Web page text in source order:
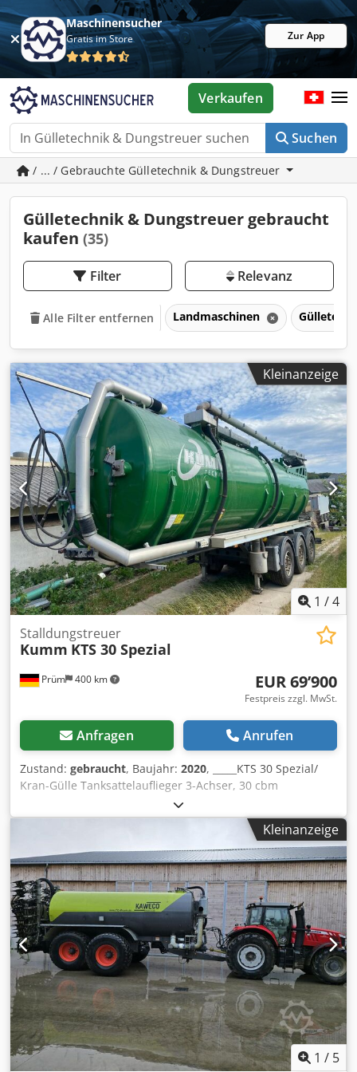
Maschinensucher
Gratis im Store Zur App
Suchen
Verkaufen
/ ... / Gebrauchte Gülletechnik & Dungstreuer
Gülletechnik & Dungstreuer gebraucht
kaufen (35)
Filter Relevanz
Alle Filter entfernen Landmaschinen
Kleinanzeige
1 /4
Prüm 400 km
Stalldungstreuer
Kumm KTS 30 Spezial
EUR 69’900
Festpreis zzgl. MwSt.
Anfragen Anrufen
Zustand: gebraucht, Baujahr: 2020, _____KTS 30 Spezial/
Kran-Gülle Tanksattelauflieger 3-Achser, 30 cbm
Tankinhalt-V2A Edelstahltank DIN 1.4301 eigene Fertigung-
Rahmen Nova-Grau KTL beschichtet-Tankdurchmesser
2200mm-Mannloch hinten-3 Schwallwände speziell
eingeschweißt-Spüleinrichtung zum Aufrühren des
Behälters-2x Schlauchablage Aluminiun -Bereifung 385/65
R 22,5-3 Achsen SAF mit Luftfederung -ABS-EBS-
Scheibenbremse mit spezial Offroad-Abdeckung-Wabco
Bremsanlage mit Federspeicher und Feststellbremse-1.
Achse als Liftachse mit Anfahrhilfe-2. Achse starr-3. Achse
Nachlauflenkachse mit autom. Sperrung ab 30 km/h und
bei Rückwärtsfahrt-Autom. Befüllabschaltung über
Schwimmer und Anzeige vorne-Freie Be.- und Entlüftung-6
x Kotflügel Polyäthylen-2 x LED Arbeitsscheinwerfer hinten-
Alu Fallstützen-Unterfahrschutz mit LKW- Rückleuchten-1 x
Staukasten links abschließbar, Wasserbehälter mit
Seifenspender zum Händewaschen rechts-
Kleinanzeige
1 / 5